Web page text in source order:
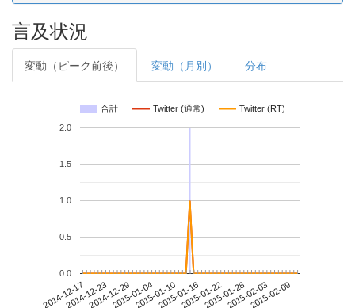
言及状況
変動（ピーク前後） 変動（月別） 分布
合計 Twitter (通常) Twitter (RT)
2014-12-172014-12-232014-12-292015-01-042015-01-102015-01-162015-01-222015-01-282015-02-032015-02-09
0.0
0.5
1.0
1.5
2.0